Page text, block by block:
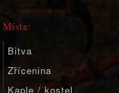
Místa:
Bitva
Zřícenina
Kaple / kostel